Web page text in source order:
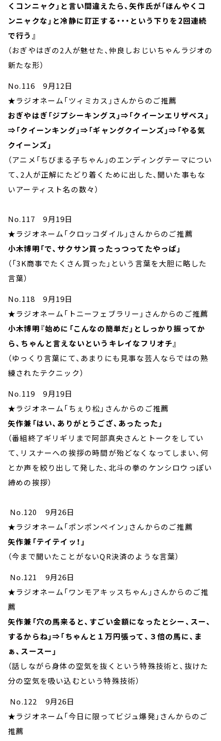
くコンニャク」と言い間違えたら、矢作氏が「ほんやくコ
ンニャクな」と冷静に訂正する・・・という下りを2回連続
で行う』
（おぎやはぎの2人が魅せた、仲良しおじいちゃんラジオの
新たな形）
No.116 9月12日
★ラジオネーム「ツィミカス」さんからのご推薦
おぎやはぎ「ジプシーキングス」⇒「クイーンエリザベス」
⇒「クイーンキング」⇒「ギャングクイーンズ」⇒「やる気
クイーンズ」
（アニメ「ちびまる子ちゃん」のエンディングテーマについ
て、2人が正解にたどり着くために出した、聞いた事もな
いアーティスト名の数々）
No.117 9月19日
★ラジオネーム「クロッコダイル」さんからのご推薦
小木博明「で、サクサン買ったっつってたやっぱ」
（「3K商事でたくさん買った」という言葉を大胆に略した
言葉）
No.118 9月19日
★ラジオネーム「トニーフェブラリー」さんからのご推薦
小木博明『始めに「こんなの簡単だ」としっかり振ってか
ら、ちゃんと言えないというキレイなフリオチ』
（ゆっくり言葉にて、あまりにも見事な芸人ならではの熟
練されたテクニック）
No.119 9月19日
★ラジオネーム「ちぇり松」さんからのご推薦
矢作兼「はい、ありがとうござ、あったった」
（番組終了ギリギリまで阿部真央さんとトークをしてい
て、リスナーへの挨拶の時間が殆どなくなってしまい、何
とか声を絞り出して発した、北斗の拳のケンシロウっぽい
締めの挨拶）
No.120 9月26日
★ラジオネーム「ポンポンペイン」さんからのご推薦
矢作兼「テイテイッ！」
（今まで聞いたことがないQR決済のような言葉）
No.121 9月26日
★ラジオネーム「ワンモアキッスちゃん」さんからのご推
薦
矢作兼「穴の馬来ると、すごい金額になったとシー、スー、
するからね」⇒「ちゃんと１万円張って、３倍の馬に、ま
ぁ、スースー」
（話しながら身体の空気を抜くという特殊技術と、抜けた
分の空気を吸い込むという特殊技術）
No.122 9月26日
★ラジオネーム「今日に限ってビジュ爆発」さんからのご
推薦